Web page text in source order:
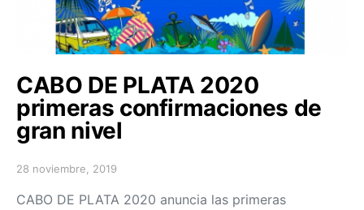
CABO DE PLATA 2020
primeras confirmaciones de
gran nivel
Posted on
28 noviembre, 2019
CABO DE PLATA 2020 anuncia las primeras